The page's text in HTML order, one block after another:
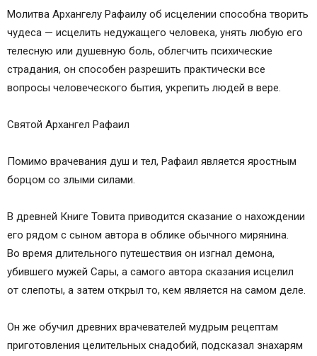
Молитва Архангелу Рафаилу об исцелении способна творить
чудеса — исцелить недужащего человека, унять любую его
телесную или душевную боль, облегчить психические
страдания, он способен разрешить практически все
вопросы человеческого бытия, укрепить людей в вере.
Святой Архангел Рафаил
Помимо врачевания душ и тел, Рафаил является яростным
борцом со злыми силами.
В древней Книге Товита приводится сказание о нахождении
его рядом с сыном автора в облике обычного мирянина.
Во время длительного путешествия он изгнал демона,
убившего мужей Сары, а самого автора сказания исцелил
от слепоты, а затем открыл то, кем является на самом деле.
Он же обучил древних врачевателей мудрым рецептам
приготовления целительных снадобий, подсказал знахарям